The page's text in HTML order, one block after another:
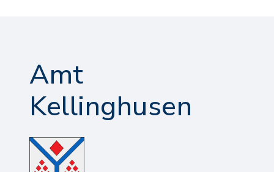
Amt
Kellinghusen